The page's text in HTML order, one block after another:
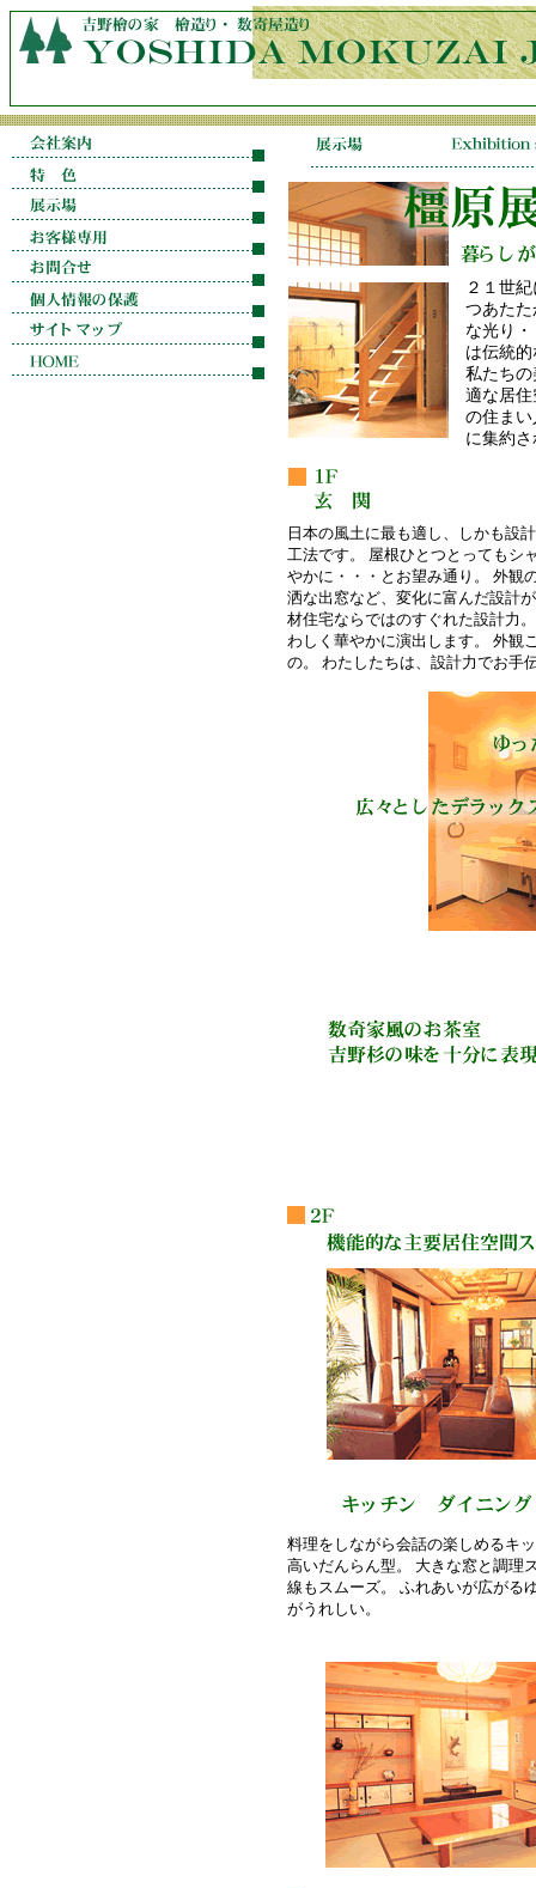
２１世
つあた
な光り
は伝統
私たち
適な居
の住ま
に集約
日本の風土に最も適し、しかも設
工法です。 屋根ひとつとってもシ
やかに・・・とお望み通り。 外観
洒な出窓など、変化に富んだ設計
材住宅ならではのすぐれた設計力
わしく華やかに演出します。 外観
の。 わたしたちは、設計力でお手
料理をしながら会話の楽しめるキ
高いだんらん型。 大きな窓と調理
線もスムーズ。 ふれあいが広がる
がうれしい。